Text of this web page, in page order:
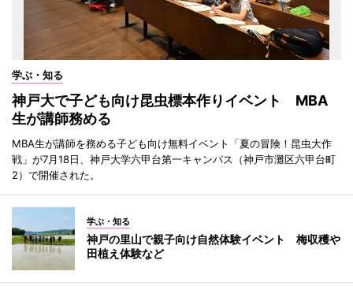
学ぶ・知る
神戸大で子ども向け昆虫標本作りイベント MBA
生が講師務める
MBA生が講師を務める子ども向け無料イベント「夏の冒険！昆虫大作
戦」が7月18日、神戸大学六甲台第一キャンパス（神戸市灘区六甲台町
2）で開催された。
学ぶ・知る
神戸の里山で親子向け自然体験イベント 梅収穫や
田植え体験など